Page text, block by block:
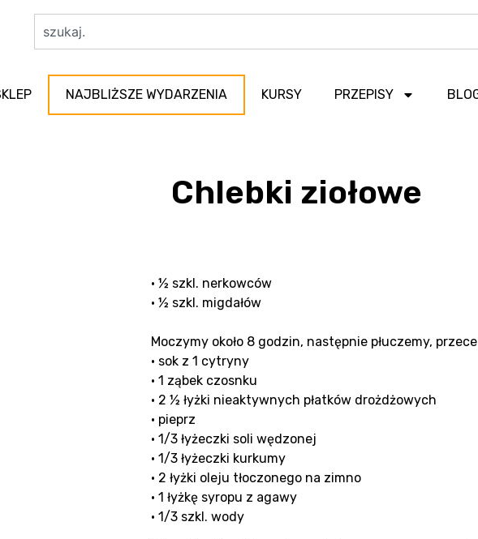
NAJBLIŻSZE WYDARZENIA KURSY PRZEPISY
Chlebki ziołowe
• ½ szkl. nerkowców
• ½ szkl. migdałów
Moczymy około 8 godzin, następnie płuczemy,
• sok z 1 cytryny
• 1 ząbek czosnku
• 2 ½ łyżki nieaktywnych płatków drożdżowych
• pieprz
• 1/3 łyżeczki soli wędzonej
• 1/3 łyżeczki kurkumy
• 2 łyżki oleju tłoczonego na zimno
• 1 łyżkę syropu z agawy
• 1/3 szkl. wody